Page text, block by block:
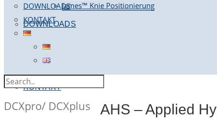
James™ Knie Positionierung
DOWNLOADS
KONTAKT
DOWNLOADS
KONTAKT
DCXpro/ DCXplus
AHS – Applied